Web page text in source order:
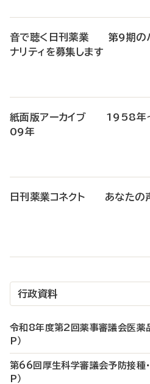
音で聴く日刊薬業 第9期の
ナリティを募集します
紙面版アーカイブ 1958年
09年
日刊薬業コネクト あなたの
行政資料
令和8年度第2回薬事審議会医薬
P）
第66回厚生科学審議会予防接種
P）